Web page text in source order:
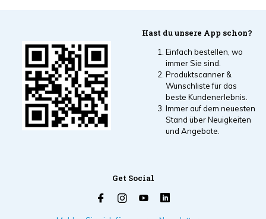
Hast du unsere App schon?
Einfach bestellen, wo
immer Sie sind.
Produktscanner &
Wunschliste für das
beste Kundenerlebnis.
Immer auf dem neuesten
Stand über Neuigkeiten
und Angebote.
Get Social